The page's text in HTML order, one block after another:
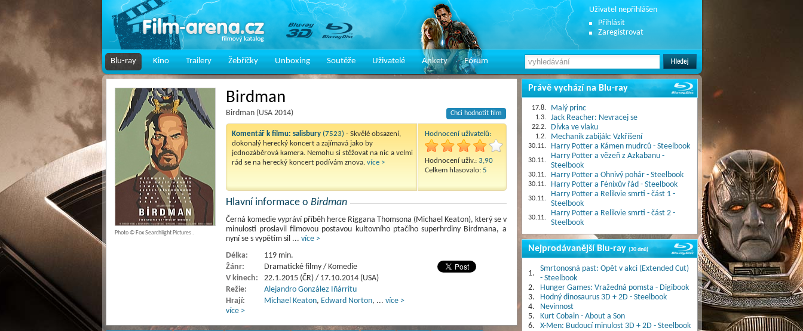
Uživatel nepřihlášen
Přihlásit
Zaregistrovat
Blu-ray Kino Trailery Žebříčky Unboxing Soutěže Uživatelé Ankety Fórum
Birdman
Birdman (USA 2014) Chci hodnotit film
Komentář k filmu: salisbury (7523) - Skvělé obsazení,
dokonalý herecký koncert a zajímavá jako by
jednozáběrová kamera. Nemohu si stěžovat na nic a velmi
rád se na herecký koncert podívám znova. více >
Hodnocení uživatelů:
Hodnocení uživ.: 3,90
Celkem hlasovalo: 5
Hlavní informace o Birdman
Černá komedie vypráví příběh herce Riggana Thomsona (Michael Keaton), který se v
minulosti proslavil filmovou postavou kultovního ptačího superhrdiny Birdmana, a
nyní se s vypětím sil ... více >
Délka:
119 min.
Žánr:
Dramatické filmy / Komedie
V kinech:
22.1.2015 (ČR) / 17.10.2014 (USA)
Režie:
Alejandro González Iñárritu
Hrají:
Michael Keaton, Edward Norton, ... více >
více >
Photo © Fox Searchlight Pictures .
Právě vychází na Blu-ray
17.8. Malý princ
1.3. Jack Reacher: Nevracej se
22.2. Dívka ve vlaku
1.2. Mechanik zabiják: Vzkříšení
30.11. Harry Potter a Kámen mudrců - Steelbook
30.11.
Harry Potter a vězeň z Azkabanu -
Steelbook
30.11. Harry Potter a Ohnivý pohár - Steelbook
30.11. Harry Potter a Fénixův řád - Steelbook
30.11.
Harry Potter a Relikvie smrti - část 1 -
Steelbook
30.11.
Harry Potter a Relikvie smrti - část 2 -
Steelbook
Nejprodávanější Blu-ray(30 dnů)
1.
Smrtonosná past: Opět v akci (Extended Cut)
- Steelbook
2.
Hunger Games: Vražedná pomsta - Digibook
3.
Hodný dinosaurus 3D + 2D - Steelbook
4.
Nevinnost
5.
Kurt Cobain - About a Son
6.
X-Men: Budoucí minulost 3D + 2D - Steelbook